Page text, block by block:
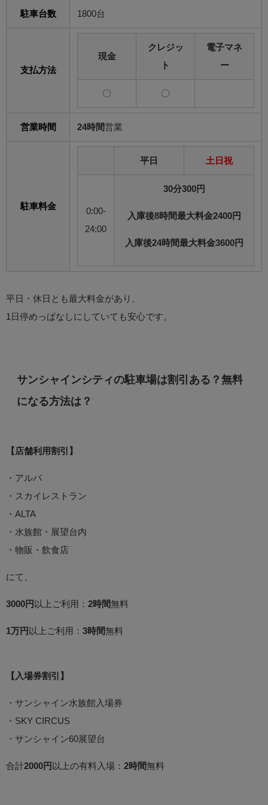
駐車台数 1800台
支払方法
現金
クレジッ
ト
電子マネ
ー
〇 〇
営業時間 24時間営業
駐車料金
平日 土日祝
0:00-
24:00
30分300円
入庫後8時間最大料金2400円
入庫後24時間最大料金3600円
平日・休日とも最大料金があり、
1日停めっぱなしにしていても安心です。
サンシャインシティの駐車場は割引ある？無料
になる方法は？
【店舗利用割引】
・アルパ
・スカイレストラン
・ALTA
・水族館・展望台内
・物販・飲食店
にて、
3000円 以上ご利用： 2時間無料
1万円 以上ご利用： 3時間無料
【入場券割引】
・サンシャイン水族館入場券
・SKY CIRCUS
・サンシャイン60展望台
合計2000円 以上の有料入場： 2時間無料